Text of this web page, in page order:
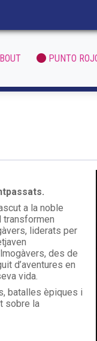
PUNTO
a la noble
transformen
liderats per
des de
d’aventures en
vida.
batalles èpiques i
sobre la